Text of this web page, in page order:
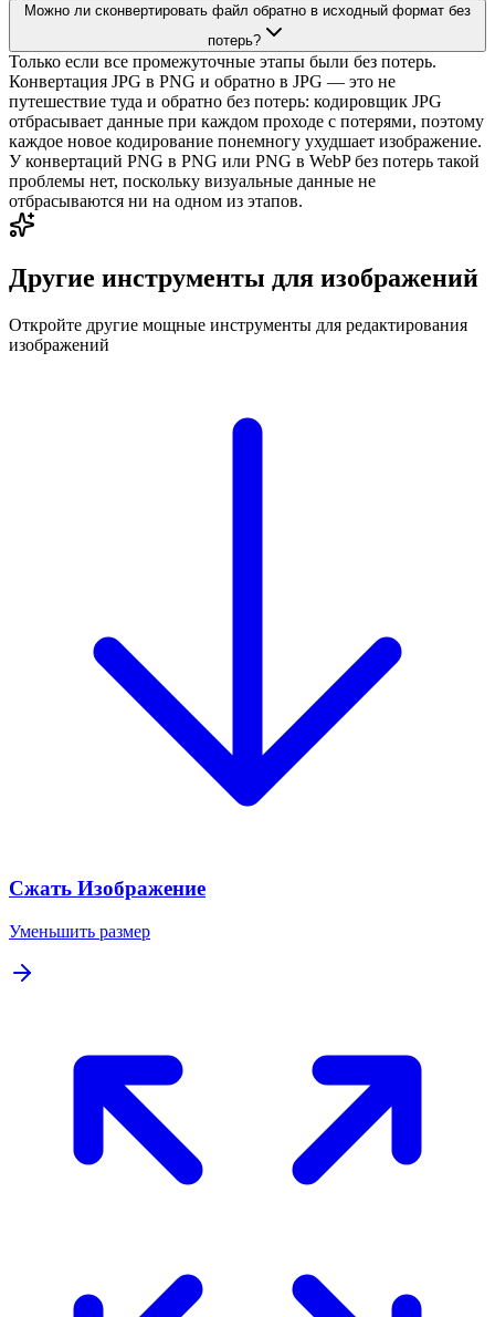
Можно ли сконвертировать файл обратно в исходный формат без
потерь?
Только если все промежуточные этапы были без потерь.
Конвертация JPG в PNG и обратно в JPG — это не
путешествие туда и обратно без потерь: кодировщик JPG
отбрасывает данные при каждом проходе с потерями, поэтому
каждое новое кодирование понемногу ухудшает изображение.
У конвертаций PNG в PNG или PNG в WebP без потерь такой
проблемы нет, поскольку визуальные данные не
отбрасываются ни на одном из этапов.
Другие инструменты для изображений
Откройте другие мощные инструменты для редактирования
изображений
Сжать Изображение
Уменьшить размер